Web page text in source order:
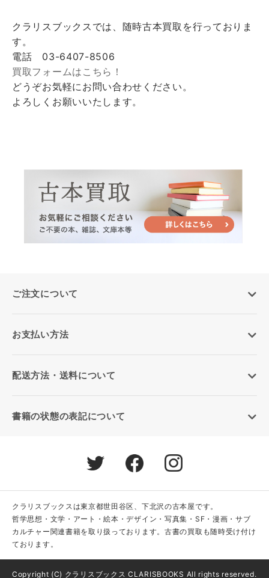
クラリスブックスでは、随時古本買取を行っておりま
す。
電話 03-6407-8506
買取フォームはこちら！
どうぞお気軽にお問い合わせください。
よろしくお願いいたします。
ご注文について
お支払い方法
配送方法・送料について
書籍の状態の表記について
クラリスブックスは東京都世田谷区、下北沢の古本屋です。
哲学思想・文学・アート・絵本・デザイン・写真集・SF・漫画・サブ
カルチャー関連書籍を取り扱っております。古書の買取も随時受け付け
ております。
Copyright (C) クラリスブックス CLARISBOOKS All rights reserved.